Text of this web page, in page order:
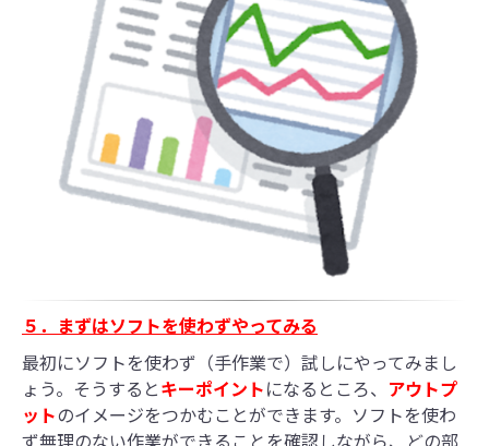
５．まずはソフトを使わずやってみる
最初にソフトを使わず（手作業で）試しにやってみまし
ょう。そうするとキーポイントになるところ、 アウトプ
ットのイメージをつかむことができます。ソフトを使わ
ず無理のない作業ができることを確認しながら、どの部